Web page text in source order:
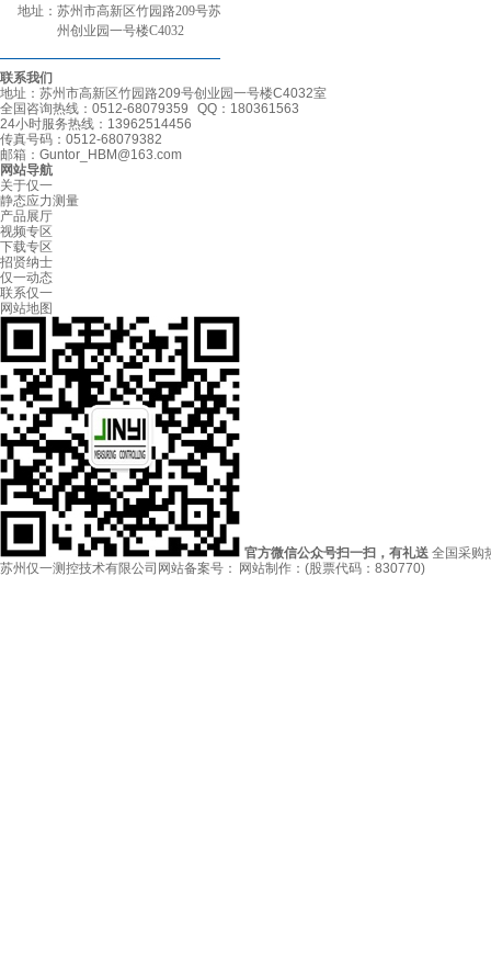
地址： 苏州市高新区竹园路209号苏
州创业园一号楼C4032
联系我们
地址：苏州市高新区竹园路209号创业园一号楼C4032室
全国咨询热线：0512-68079359 QQ：180361563
24小时服务热线：13962514456
传真号码：0512-68079382
邮箱： Guntor_HBM@163.com
网站导航
关于仅一
静态应力测量
产品展厅
视频专区
下载专区
招贤纳士
仅一动态
联系仅一
网站地图
官方微信公众号扫一扫，有礼送 全国采购
苏州仅一测控技术有限公司 网站备案号： 网站制作：(股票代码：830770)